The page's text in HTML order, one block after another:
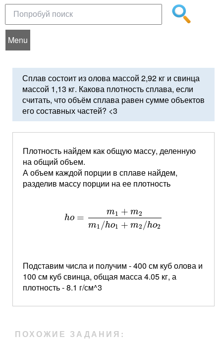
Menu
Сплав состоит из олова массой 2,92 кг и свинца
массой 1,13 кг. Какова плотность сплава, если
считать, что объём сплава равен сумме объектов
его составных частей? <3
Плотность найдем как общую массу, деленную
на общий объем.
А объем каждой порции в сплаве найдем,
разделив массу порции на ее плотность
ho =
m1 + m2
m1 /ho1 + m2 /ho2
2m / ho1+
Подставим числа и получим - 400 см куб олова и
100 см куб свинца, общая масса 4.05 кг, а
плотность - 8.1 г/см^3
ПОХОЖИЕ ЗАДАНИЯ: